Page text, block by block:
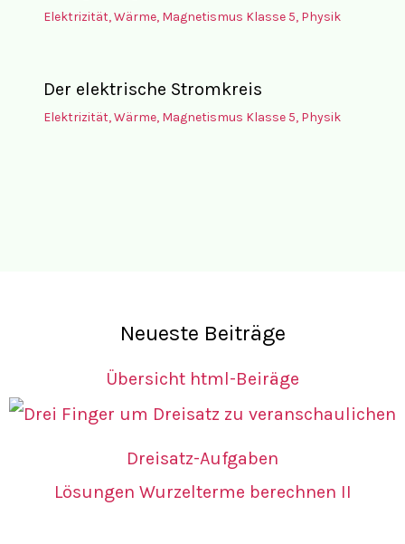
Elektrizität, Wärme, Magnetismus Klasse 5, Physik
Der elektrische Stromkreis
Elektrizität, Wärme, Magnetismus Klasse 5, Physik
Neueste Beiträge
Übersicht html-Beiräge
Dreisatz-Aufgaben
Lösungen Wurzelterme berechnen II